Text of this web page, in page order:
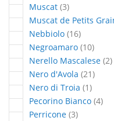
Muscat 3articles
Muscat de Petits
Nebbiolo 16articles
Negroamaro 10articles
Nerello Mascalese 2
Nero d'Avola 21
Nero di Troia 1article
Pecorino Bianco 4
Perricone 3articles